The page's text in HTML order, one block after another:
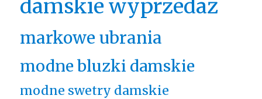
damskie wyprzedaż
markowe ubrania
modne bluzki damskie
modne swetry damskie